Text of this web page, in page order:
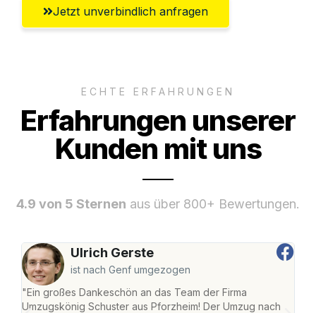
Jetzt unverbindlich anfragen
ECHTE ERFAHRUNGEN
Erfahrungen unserer
Kunden mit uns
4.9 von 5 Sternen aus über 800+ Bewertungen.
Ulrich Gerste
ist nach Genf umgezogen
"Ein großes Dankeschön an das Team der Firma
Umzugskönig Schuster aus Pforzheim! Der Umzug nach